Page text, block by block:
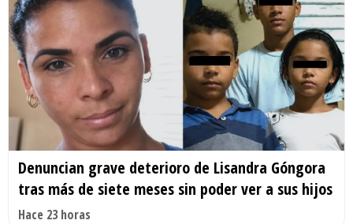
Denuncian grave deterioro de Lisandra Góngora
tras más de siete meses sin poder ver a sus hijos
Hace 23 horas